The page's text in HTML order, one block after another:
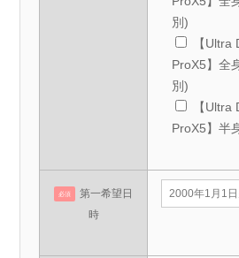
別)
【Ultra
ProX5】全
別)
【Ultra
ProX5】半
必須
第一希望日
時